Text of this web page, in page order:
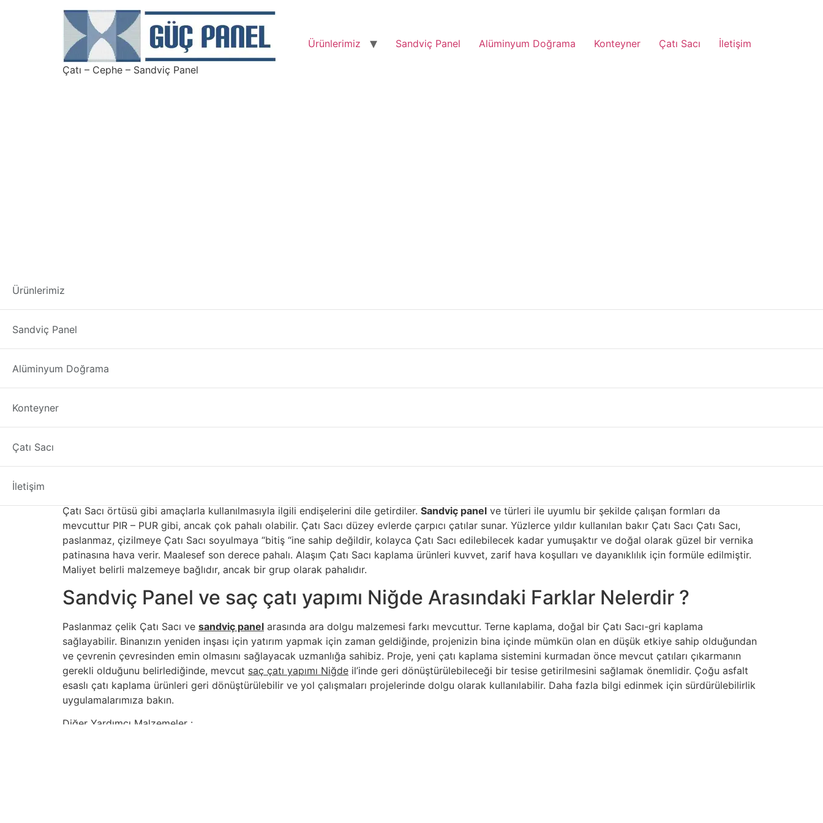
Çatı – Cephe – Sandviç Panel
Ürünlerimiz Sandviç Panel Alüminyum Doğrama Konteyner Çatı Sacı İletişim
Ürünlerimiz
Sandviç Panel
Alüminyum Doğrama
Konteyner
Çatı Sacı
İletişim
saç çatı yapımı Niğde
alüminyum, bakır ve çinko alaşımları, çatı kaplama için kullanılan malzemelerdir. Çatı Sacı biri dayanıklılığı, fiyatı ve görünümü etkileyen farklı
özelliklere sahiptir. Konvansiyonel Malzemeleri çatılar için en yaygın kullanılan malzemeler çelik ve alüminyumdur. Çoğu kaplaması için kullanılan çelik,
alüminyumdan daha ağır ve dayanıklıdır. Üreticiler, çeliği Çatı Sacı ve korozyondan koruyan birçok dayanıklı kaplama ve kaplamaya karar verdiler.
için kullanılır.
Çatı Sacı örtüsü gibi amaçlarla kullanılmasıyla ilgili endişelerini dile getirdiler. Sandviç panel ve türleri ile uyumlu bir şekilde çalışan formları da
mevcuttur PIR – PUR gibi, ancak çok pahalı olabilir. Çatı Sacı düzey evlerde çarpıcı çatılar sunar. Yüzlerce yıldır kullanılan bakır Çatı Sacı Çatı Sacı,
paslanmaz, çizilmeye Çatı Sacı soyulmaya “bitiş “ine sahip değildir, kolayca Çatı Sacı edilebilecek kadar yumuşaktır ve doğal olarak güzel bir vernika
patinasına hava verir. Maalesef son derece pahalı. Alaşım Çatı Sacı kaplama ürünleri kuvvet, zarif hava koşulları ve dayanıklılık için formüle edilmiştir.
Maliyet belirli malzemeye bağlıdır, ancak bir grup olarak pahalıdır.
Sandviç Panel ve saç çatı yapımı Niğde Arasındaki Farklar Nelerdir ?
Paslanmaz çelik Çatı Sacı ve sandviç panel arasında ara dolgu malzemesi farkı mevcuttur. Terne kaplama, doğal bir Çatı Sacı-gri kaplama
sağlayabilir. Binanızın yeniden inşası için yatırım yapmak için zaman geldiğinde, projenizin bina içinde mümkün olan en düşük etkiye sahip olduğundan
ve çevrenin çevresinden emin olmasını sağlayacak uzmanlığa sahibiz. Proje, yeni çatı kaplama sistemini kurmadan önce mevcut çatıları çıkarmanın
gerekli olduğunu belirlediğinde, mevcut saç çatı yapımı Niğde il’inde geri dönüştürülebileceği bir tesise getirilmesini sağlamak önemlidir. Çoğu asfalt
esaslı çatı kaplama ürünleri geri dönüştürülebilir ve yol çalışmaları projelerinde dolgu olarak kullanılabilir. Daha fazla bilgi edinmek için sürdürülebilirlik
uygulamalarımıza bakın.
Diğer Yardımcı Malzemeler :